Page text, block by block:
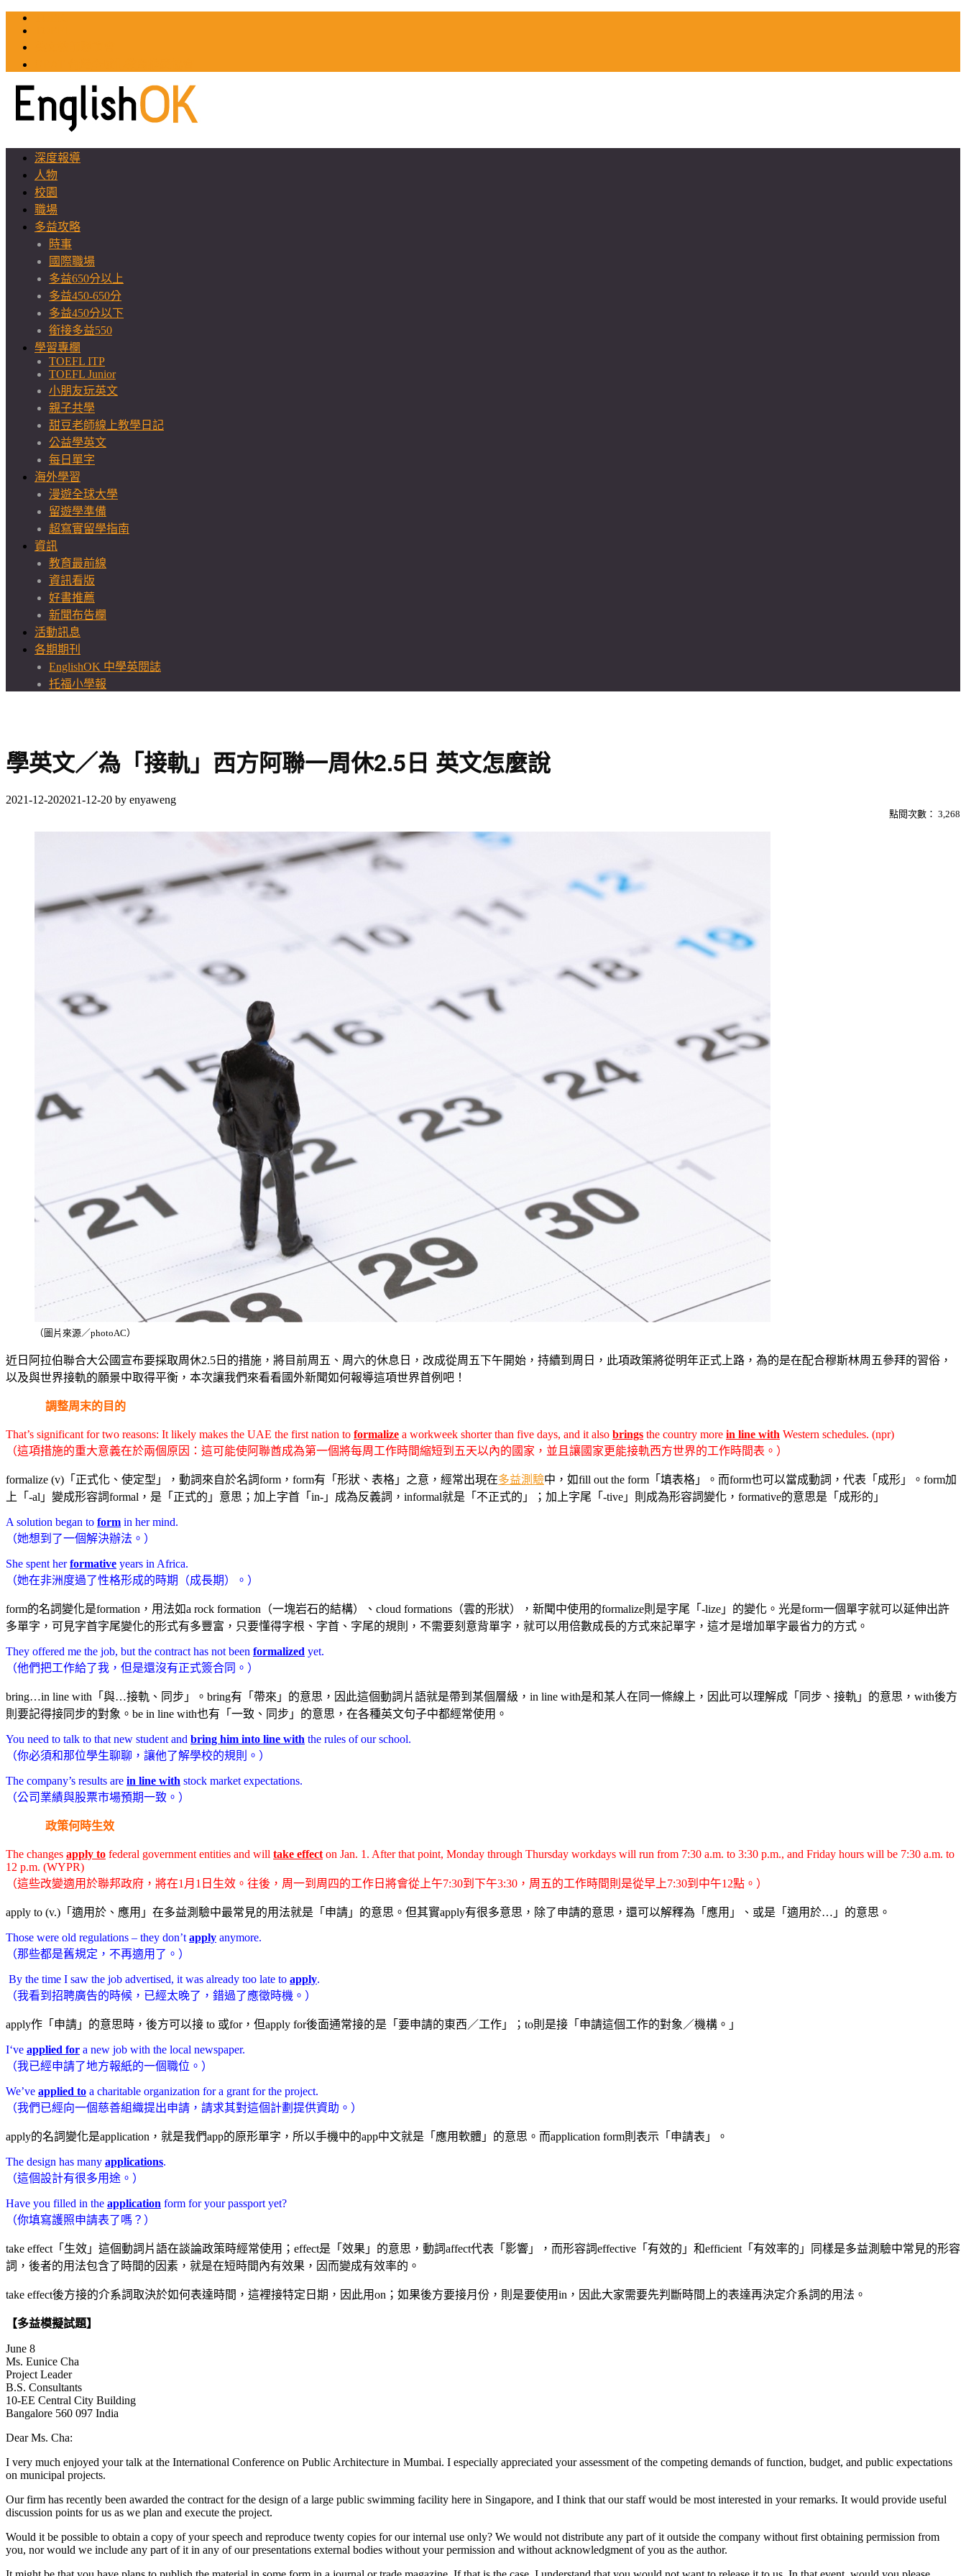
深度報導
人物
校園
職場
多益攻略
時事
國際職場
多益650分以上
多益450-650分
多益450分以下
銜接多益550
學習專欄
TOEFL ITP
TOEFL Junior
小朋友玩英文
親子共學
甜豆老師線上教學日記
公益學英文
每日單字
海外學習
漫遊全球大學
留遊學準備
超寫實留學指南
資訊
教育最前線
資訊看版
好書推薦
新聞布告欄
活動訊息
各期期刊
EnglishOK 中學英閱誌
托福小學報
學英文／為「接軌」西方阿聯一周休2.5日 英文怎麼說
2021-12-202021-12-20 by enyaweng
點閱次數： 3,268
（圖片來源／photoAC）
近日阿拉伯聯合大公國宣布要採取周休2.5日的措施，將目前周五、周六的休息日，改成從周五下午開始，持續到周日，此項政策將從明年正式上路，為的是在配合穆斯林周五參拜的習俗，
以及與世界接軌的願景中取得平衡，本次讓我們來看看國外新聞如何報導這項世界首例吧！
調整周末的目的
That’s significant for two reasons: It likely makes the UAE the first nation to formalize a workweek shorter than five days, and it also brings the country more in line with Western schedules. (npr)
（這項措施的重大意義在於兩個原因：這可能使阿聯酋成為第一個將每周工作時間縮短到五天以內的國家，並且讓國家更能接軌西方世界的工作時間表。）
formalize (v)「正式化、使定型」，動詞來自於名詞form，form有「形狀、表格」之意，經常出現在多益測驗中，如fill out the form「填表格」。而form也可以當成動詞，代表「成形」。form加
上「-al」變成形容詞formal，是「正式的」意思；加上字首「in-」成為反義詞，informal就是「不正式的」；加上字尾「-tive」則成為形容詞變化，formative的意思是「成形的」
A solution began to form in her mind.
（她想到了一個解決辦法。）
She spent herformative years in Africa.
（她在非洲度過了性格形成的時期（成長期）。）
form的名詞變化是formation，用法如a rock formation（一塊岩石的結構）、cloud formations（雲的形狀），新聞中使用的formalize則是字尾「-lize」的變化。光是form一個單字就可以延伸出許
多單字，可見字首字尾變化的形式有多豐富，只要懂得字根、字首、字尾的規則，不需要刻意背單字，就可以用倍數成長的方式來記單字，這才是增加單字最省力的方式。
They offered me the job, but the contract has not been formalized yet.
（他們把工作給了我，但是還沒有正式簽合同。）
bring…in line with「與…接軌、同步」。bring有「帶來」的意思，因此這個動詞片語就是帶到某個層級，in line with是和某人在同一條線上，因此可以理解成「同步、接軌」的意思，with後方
則要記得接同步的對象。be in line with也有「一致、同步」的意思，在各種英文句子中都經常使用。
You need to talk to that new student and bring him into line with the rules of our school.
（你必須和那位學生聊聊，讓他了解學校的規則。）
The company’s results are in line with stock market expectations.
（公司業績與股票市場預期一致。）
政策何時生效
The changes apply to federal government entities and will take effecton Jan. 1. After that point, Monday through Thursday workdays will run from 7:30 a.m. to 3:30 p.m., and Friday hours will be 7:30 a.m. to
12 p.m. (WYPR)
（這些改變適用於聯邦政府，將在1月1日生效。往後，周一到周四的工作日將會從上午7:30到下午3:30，周五的工作時間則是從早上7:30到中午12點。）
apply to (v.)「適用於、應用」在多益測驗中最常見的用法就是「申請」的意思。但其實apply有很多意思，除了申請的意思，還可以解釋為「應用」、或是「適用於…」的意思。
Those were old regulations – they don’tapply anymore.
（那些都是舊規定，不再適用了。）
​​ By the time I saw the job advertised, it was already too late to apply.
（我看到招聘廣告的時候，已經太晚了，錯過了應徵時機。）
apply作「申請」的意思時，後方可以接 to 或for，但apply for後面通常接的是「要申請的東西／工作」；to則是接「申請這個工作的對象／機構。」
I‘ve applied for a new job with the local newspaper.
（我已經申請了地方報紙的一個職位。）
We’ve applied to a charitable organization for a grant for the project.
（我們已經向一個慈善組織提出申請，請求其對這個計劃提供資助。）
apply的名詞變化是application，就是我們app的原形單字，所以手機中的app中文就是「應用軟體」的意思。而application form則表示「申請表」。
The design has many applications.
（這個設計有很多用途。）
Have you filled in the application form for your passport yet?
（你填寫護照申請表了嗎？）
take effect「生效」這個動詞片語在談論政策時經常使用；effect是「效果」的意思，動詞affect代表「影響」，而形容詞effective「有效的」和efficient「有效率的」同樣是多益測驗中常見的形容
詞，後者的用法包含了時間的因素，就是在短時間內有效果，因而變成有效率的。
take effect後方接的介系詞取決於如何表達時間，這裡接特定日期，因此用on；如果後方要接月份，則是要使用in，因此大家需要先判斷時間上的表達再決定介系詞的用法。
【多益模擬試題】
June 8
Ms. Eunice Cha
Project Leader
B.S. Consultants
10-EE Central City Building
Bangalore 560 097 India
Dear Ms. Cha:
I very much enjoyed your talk at the International Conference on Public Architecture in Mumbai. I especially appreciated your assessment of the competing demands of function, budget, and public expectations
on municipal projects.
Our firm has recently been awarded the contract for the design of a large public swimming facility here in Singapore, and I think that our staff would be most interested in your remarks. It would provide useful
discussion points for us as we plan and execute the project.
Would it be possible to obtain a copy of your speech and reproduce twenty copies for our internal use only? We would not distribute any part of it outside the company without first obtaining permission from
you, nor would we include any part of it in any of our presentations external bodies without your permission and without acknowledgment of you as the author.